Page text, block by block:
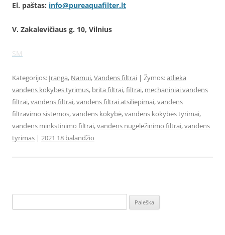
El. paštas: info@pureaquafilter.lt
V. Zakalevičiaus g. 10, Vilnius
SM
Kategorijos: Įranga, Namui,Vandens filtrai | Žymos:atlieka
vandens kokybes tyrimus, brita filtrai,filtrai, mechaniniai vandens
filtrai,vandens filtrai,vandens filtrai atsiliepimai,vandens
filtravimo sistemos,vandens kokybė,vandens kokybės tyrimai,
vandens minkstinimo filtrai,vandens nugeležinimo filtrai,vandens
tyrimas | 2021 18 balandžio